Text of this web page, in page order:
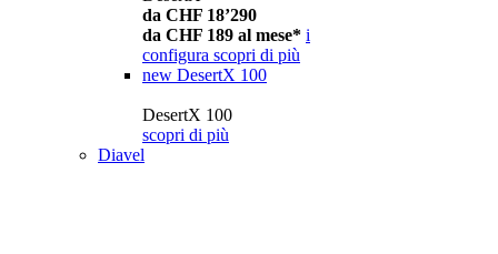
da CHF 18’290
da CHF 189 al mese* i
configura scopri di più
new DesertX 100
DesertX 100
scopri di più
Diavel